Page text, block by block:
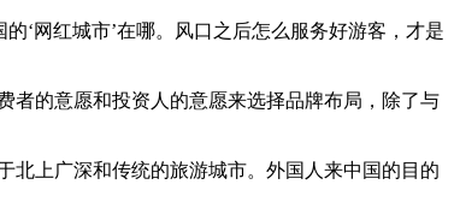
‘网红城市’在哪。风口之后怎么服务好游客，才是
的意愿和投资人的意愿来选择品牌布局，除了与
上广深和传统的旅游城市。外国人来中国的目的